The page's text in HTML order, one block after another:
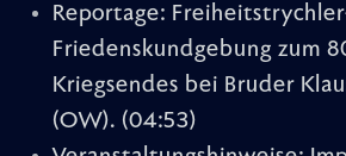
Reportage:
Friedenskundgebung zum
Kriegsendes bei Bruder
(OW). (04:53)